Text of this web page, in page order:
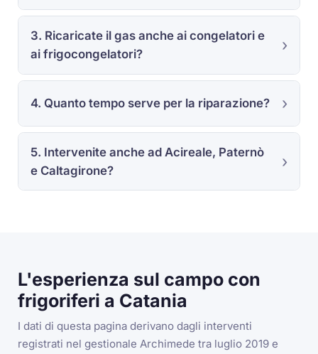
3. Ricaricate il gas anche ai congelatori e
ai frigocongelatori?
4. Quanto tempo serve per la riparazione?
5. Intervenite anche ad Acireale, Paternò
e Caltagirone?
L'esperienza sul campo con
frigoriferi a Catania
I dati di questa pagina derivano dagli interventi
registrati nel gestionale Archimede tra luglio 2019 e